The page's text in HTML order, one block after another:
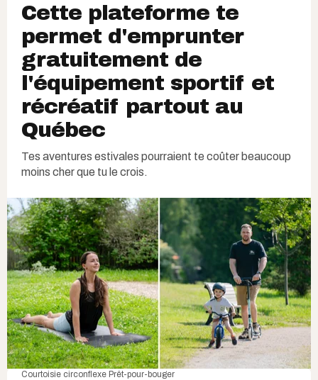
Cette plateforme te
permet d'emprunter
gratuitement de
l'équipement sportif et
récréatif partout au
Québec
Tes aventures estivales pourraient te coûter beaucoup
moins cher que tu le crois.
Courtoisie circonflexe Prêt-pour-bouger